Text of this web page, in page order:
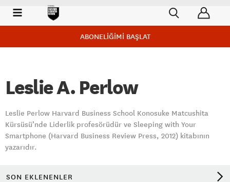
ABONELİĞİMİ BAŞLAT
Leslie A. Perlow
Leslie Perlow Harvard Business School Konosuke Matcushita
Kürsüsü’nde Liderlik profesörüdür ve Sleeping with Your
Smartphone (Harvard Business Review Press, 2012) kitabının
yazarıdır.
SON EKLENENLER